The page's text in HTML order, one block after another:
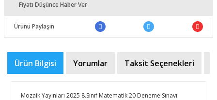
Fiyatı Düşünce Haber Ver
Ürünü Paylaşın
Ürün Bilgisi Yorumlar Taksit Seçenekleri
Mozaik Yayınları 2025 8.Sınıf Matematik 20 Deneme Sınavı